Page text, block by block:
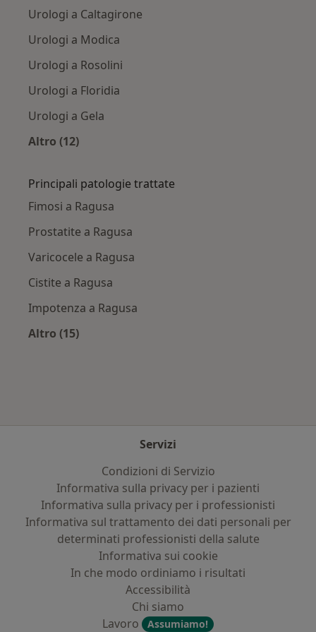
Urologi a Caltagirone
Urologi a Modica
Urologi a Rosolini
Urologi a Floridia
Urologi a Gela
Altro (12)
Principali patologie trattate
Fimosi a Ragusa
Prostatite a Ragusa
Varicocele a Ragusa
Cistite a Ragusa
Impotenza a Ragusa
Altro (15)
Servizi
Condizioni di Servizio
Informativa sulla privacy per i pazienti
Informativa sulla privacy per i professionisti
Informativa sul trattamento dei dati personali per
determinati professionisti della salute
Informativa sui cookie
In che modo ordiniamo i risultati
Accessibilità
Chi siamo
Lavoro
Assumiamo!